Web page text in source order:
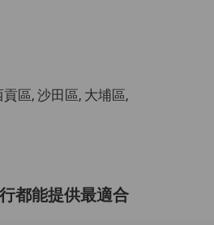
區, 沙田區, 大埔區,
都能提供最適合